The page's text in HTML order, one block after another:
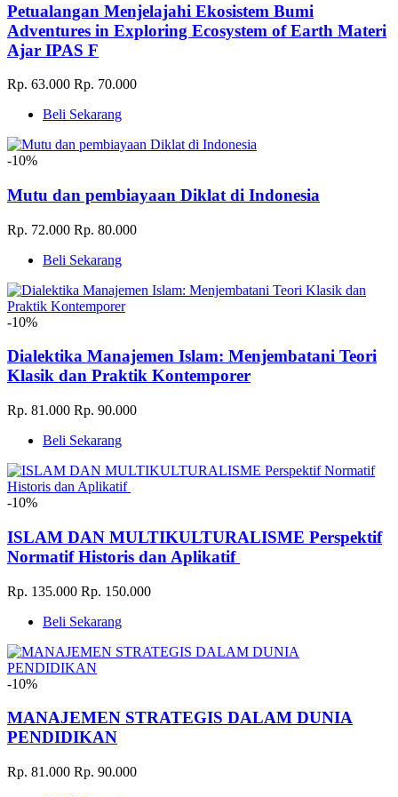
Petualangan Menjelajahi Ekosistem Bumi
Adventures in Exploring Ecosystem of Earth Materi
Ajar IPAS F
Rp. 63.000 Rp. 70.000
Beli Sekarang
-10%
Mutu dan pembiayaan Diklat di Indonesia
Rp. 72.000 Rp. 80.000
Beli Sekarang
-10%
Dialektika Manajemen Islam: Menjembatani Teori
Klasik dan Praktik Kontemporer
Rp. 81.000 Rp. 90.000
Beli Sekarang
-10%
ISLAM DAN MULTIKULTURALISME Perspektif
Normatif Historis dan Aplikatif
Rp. 135.000 Rp. 150.000
Beli Sekarang
-10%
MANAJEMEN STRATEGIS DALAM DUNIA
PENDIDIKAN
Rp. 81.000 Rp. 90.000